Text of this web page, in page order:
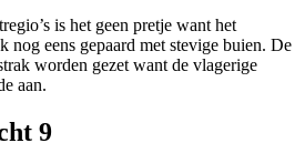
is het geen pretje want het
nog eens gepaard met stevige buien. De
worden gezet want de vlagerige
aan.
9